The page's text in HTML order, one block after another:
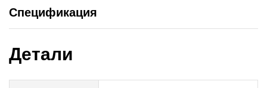
Спецификация
Детали